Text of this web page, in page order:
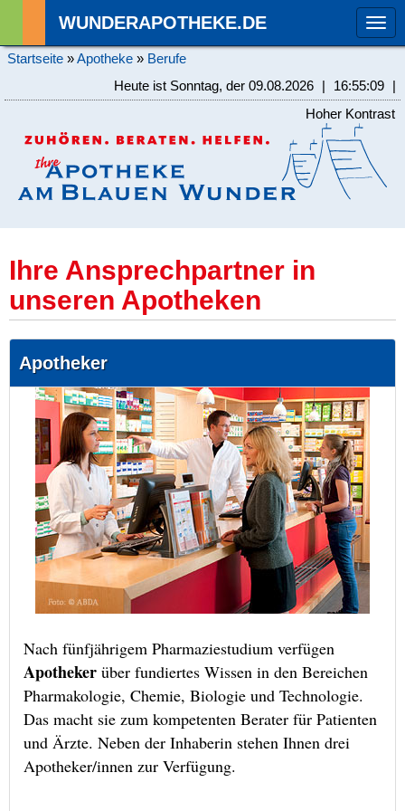
WUNDERAPOTHEKE.DE
Startseite »Apotheke » Berufe
Heute ist Sonntag, der 09.08.2026 | 16:55:09 |
Hoher Kontrast
Ihre Ansprechpartner in
unseren Apotheken
Apotheker
Nach fünfjährigem Pharmaziestudium verfügen
Apotheker über fundiertes Wissen in den Bereichen
Pharmakologie, Chemie, Biologie und Technologie.
Das macht sie zum kompetenten Berater für Patienten
und Ärzte. Neben der Inhaberin stehen Ihnen drei
Apotheker/innen zur Verfügung.